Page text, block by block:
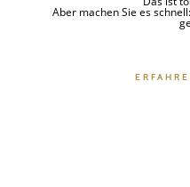
Aber machen Sie es